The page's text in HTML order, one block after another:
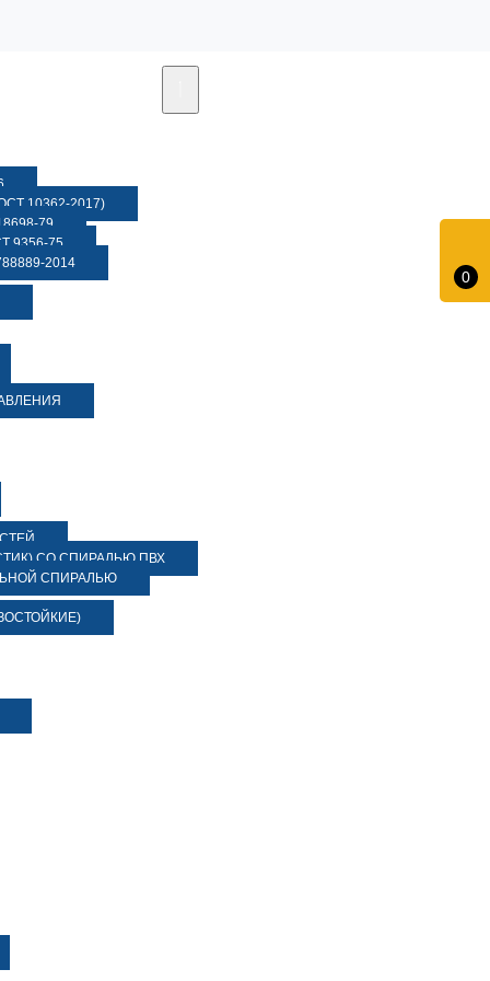
0
10362-2017)
79
9356-75
2014
СО СПИРАЛЬЮ ПВХ
СПИРАЛЬЮ